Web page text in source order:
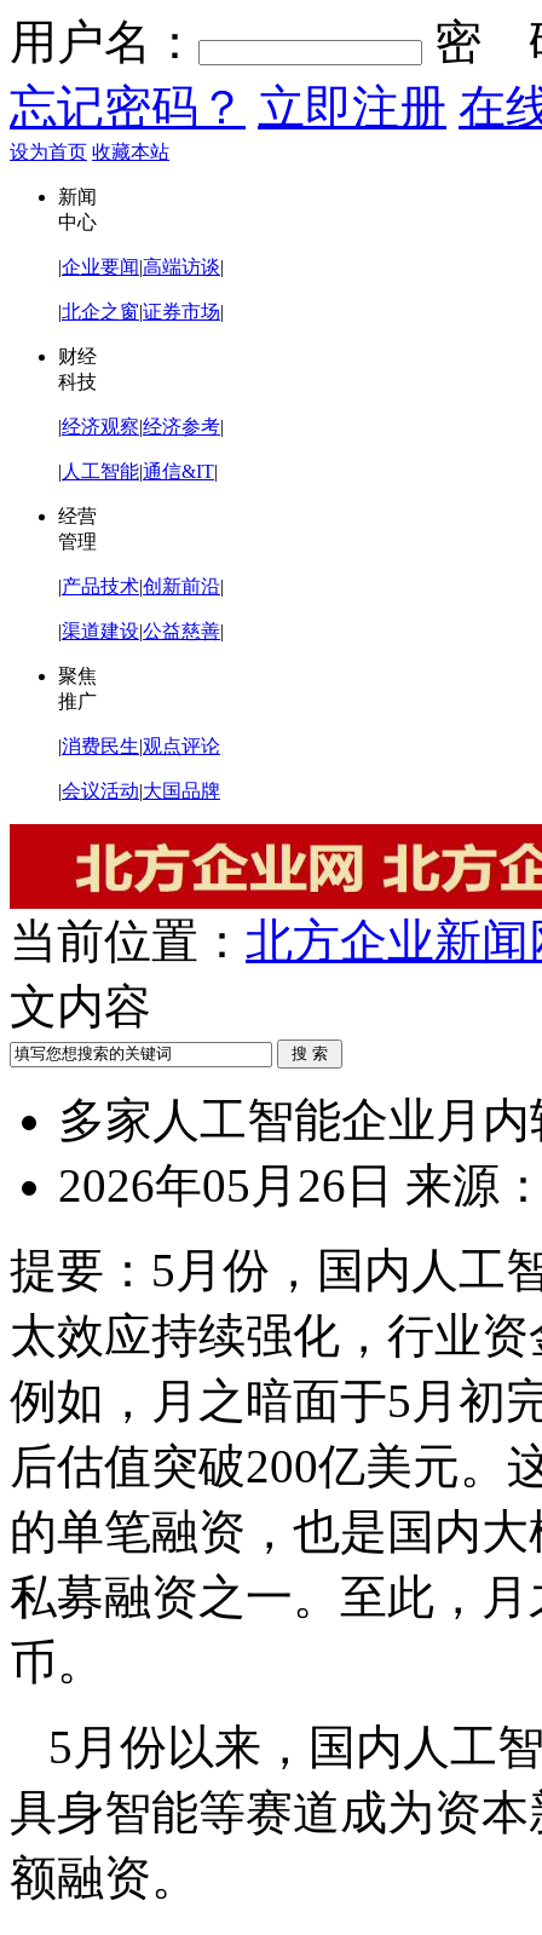
用户名：
密
忘记密码？ 立即注册 在
设为首页 收藏本站
新闻
中心
|企业要闻|高端访谈|
|北企之窗|证券市场|
财经
科技
|经济观察|经济参考|
| 人工智能|通信&IT|
经营
管理
|产品技术|创新前沿|
|渠道建设|公益慈善|
聚焦
推广
|消费民生|观点评论
|会议活动|大国品牌
当前位置： 北方企业新闻
文内容
多家人工智能企业月
2026年05月26日 来源
提要： 5月份，国内人工
太效应持续强化，行业
例如，月之暗面于5月初
后估值突破200亿美元。
的单笔融资，也是国内
私募融资之一。至此，
币。
5月份以来，国内人工
具身智能等赛道成为资
额融资。